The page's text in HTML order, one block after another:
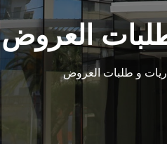
العروض
و طلبات العروض